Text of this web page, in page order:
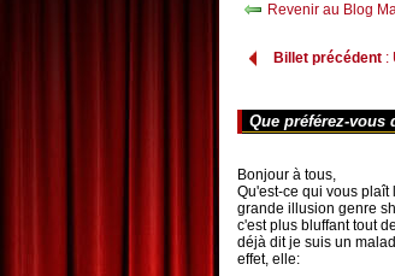
Revenir au Blog
Billet précédent :
Que préférez-vous
Bonjour à tous,
Qu'est-ce qui vous
grande illusion genre
c'est plus bluffant tout
déjà dit je suis un
effet, elle: